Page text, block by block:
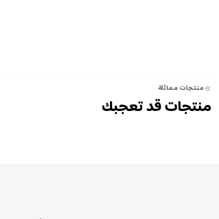
منتجات مماثلة
منتجات قد تعجبك